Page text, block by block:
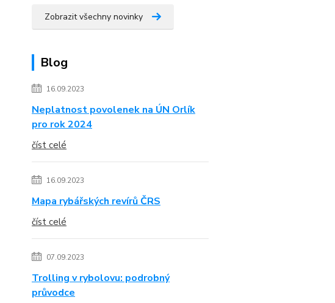
Zobrazit všechny novinky
Blog
16.09.2023
Neplatnost povolenek na ÚN Orlík
pro rok 2024
číst celé
16.09.2023
Mapa rybářských revírů ČRS
číst celé
07.09.2023
Trolling v rybolovu: podrobný
průvodce